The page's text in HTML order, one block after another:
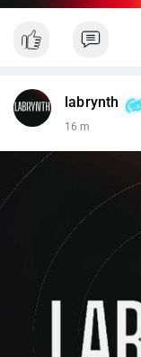
labrynth
16 m